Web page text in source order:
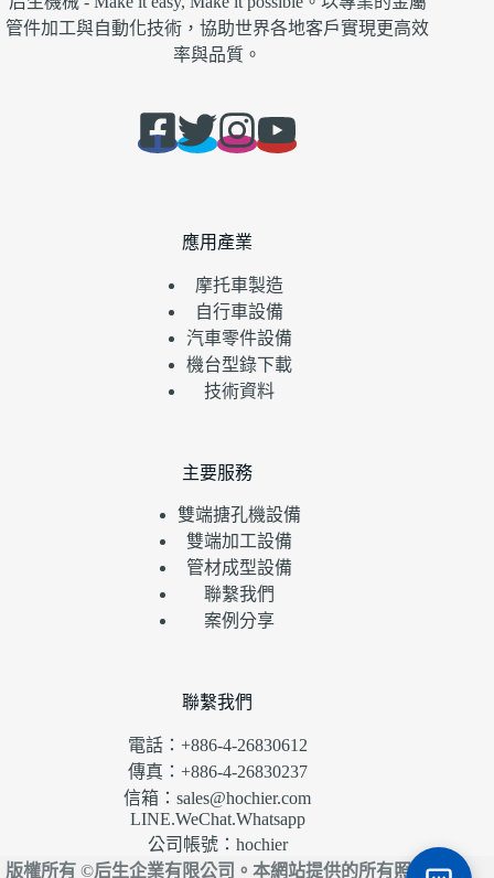
管件加工與自動化技術，協助世界各地客戶實現更高效
率與品質。
應用產業
摩托車製造
自行車設備
汽車零件設備
機台型錄下載
技術資料
主要服務
雙端搪孔機設備
雙端加工設備
管材成型設備
聯繫我們
案例分享
聯繫我們
電話：+886-4-26830612
傳真：+886-4-26830237
信箱：sales@hochier.com
LINE.WeChat.Whatsapp
公司帳號：hochier
版權所有 ©后生企業有限公司。本網站提供的所有照片